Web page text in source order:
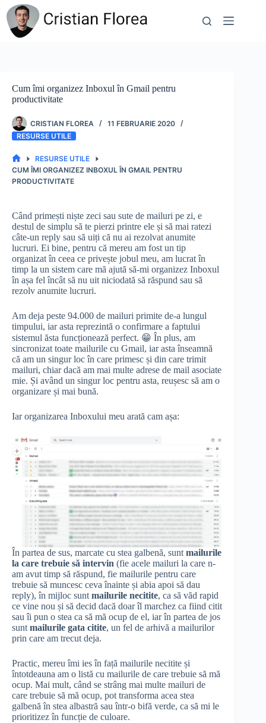
Sari
conținut
Cum îmi organizez Inboxul în Gmail pentru
productivitate
CRISTIAN FLOREA
11 FEBRUARIE 2020
RESURSE UTILE
PRIMA
PAGINĂ
RESURSE UTILE
CUM ÎMI ORGANIZEZ INBOXUL ÎN GMAIL PENTRU
PRODUCTIVITATE
Când primești niște zeci sau sute de mailuri pe zi, e
destul de simplu să te pierzi printre ele și să mai ratezi
câte-un reply sau să uiți că nu ai rezolvat anumite
lucruri. Ei bine, pentru că mereu am fost un tip
organizat în ceea ce privește jobul meu, am lucrat în
timp la un sistem care mă ajută să-mi organizez Inboxul
în așa fel încât să nu uit niciodată să răspund sau să
rezolv anumite lucruri.
Am deja peste 94.000 de mailuri primite de-a lungul
timpului, iar asta reprezintă o confirmare a faptului
sistemul ăsta funcționează perfect. 😁 În plus, am
sincronizat toate mailurile cu Gmail, iar asta înseamnă
că am un singur loc în care primesc și din care trimit
mailuri, chiar dacă am mai multe adrese de mail asociate
mie. Și având un singur loc pentru asta, reușesc să am o
organizare și mai bună.
Iar organizarea Inboxului meu arată cam așa:
În partea de sus, marcate cu stea galbenă, sunt mailurile
la care trebuie să intervin (fie acele mailuri la care n-
am avut timp să răspund, fie mailurile pentru care
trebuie să muncesc ceva înainte și abia apoi să dau
reply), în mijloc sunt mailurile necitite, ca să văd rapid
ce vine nou și să decid dacă doar îl marchez ca fiind citit
sau îi pun o stea ca să mă ocup de el, iar în partea de jos
sunt mailurile gata citite, un fel de arhivă a mailurilor
prin care am trecut deja.
Practic, mereu îmi ies în față mailurile necitite și
întotdeauna am o listă cu mailurile de care trebuie să mă
ocup. Mai mult, când se strâng mai multe mailuri de
care trebuie să mă ocup, pot transforma acea stea
galbenă în stea albastră sau într-o bifă verde, ca să mi le
prioritizez în funcție de culoare.